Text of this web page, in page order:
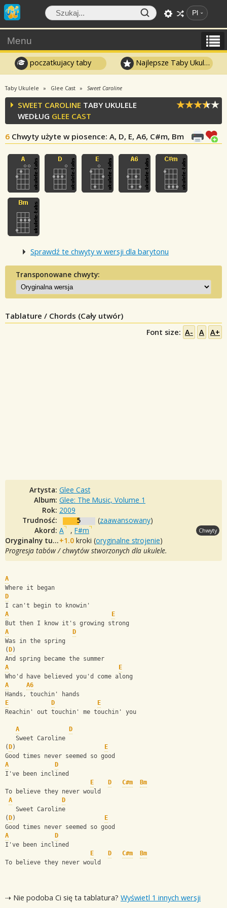
Pl
Menu
poczatkujacy taby Najlepsze Taby Ukulele
Taby Ukulele Glee Cast Sweet Caroline
SWEET CAROLINE TABY UKULELE
WEDŁUG GLEE CAST
6 Chwyty użyte w piosence: A, D, E, A6, C#m, Bm
Sprawdź te chwyty w wersji dla barytonu
Transponowane chwyty:
Tablature / Chords (Cały utwór)
Font size: A- A A+
Artysta: Glee Cast
Album: Glee: The Music, Volume 1
Rok: 2009
Trudność:
5 (zaawansowany)
Akord: A , F#m Chwyty
Oryginalny tuning:+1.0 kroki (oryginalne strojenie)
Progresja tabów / chwytów stworzonych dla ukulele.
A
Where it began
D
I can't begin to knowin'
A
E
But then I know it's growing strong
A
D
Was in the spring
( D)
And spring became the summer
A
E
Who'd have believed you'd come along
A
A6
Hands, touchin' hands
E
D
E
Reachin' out touchin' me touchin' you
A
D
   Sweet Caroline
( D)
E
Good times never seemed so good
A
D
I've been inclined
E
D C#m
Bm
To believe they never would
A
D
   Sweet Caroline
( D)
E
Good times never seemed so good
A
D
I've been inclined
E
D C#m
Bm
To believe they never would
⇢ Nie podoba Ci się ta tablatura? Wyświetl 1 innych wersji